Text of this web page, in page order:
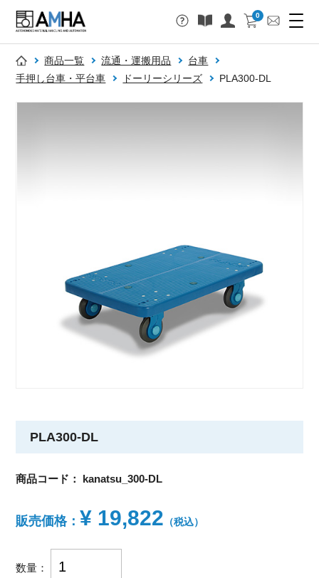
0
商品一覧 流通・運搬用品
台車
手押し台車・平台車
ドーリーシリーズ PLA300-DL
PLA300-DL
商品コード： kanatsu_300-DL
販売価格： ¥ 19,822 （税込）
数量：